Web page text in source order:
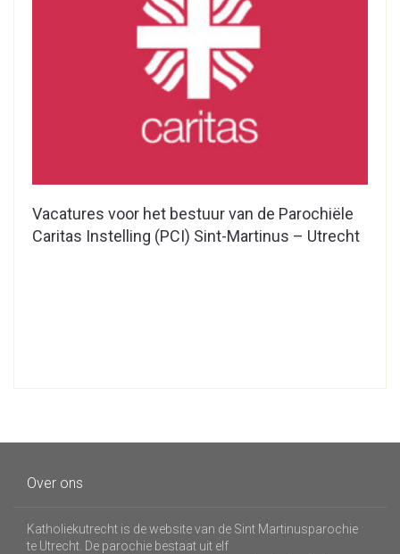
Vacatures voor het bestuur van de Parochiële
Caritas Instelling (PCI) Sint-Martinus – Utrecht
Over ons
Katholiekutrecht is de website van de Sint Martinusparochie
te Utrecht. De parochie bestaat uit elf